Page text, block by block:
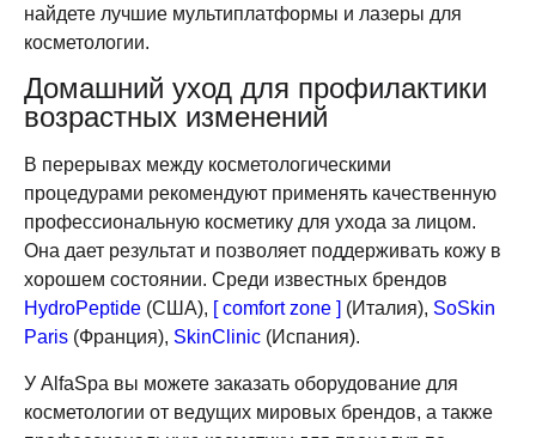
найдете лучшие мультиплатформы и лазеры для
косметологии.
Домашний уход для профилактики
возрастных изменений
В перерывах между косметологическими
процедурами рекомендуют применять качественную
профессиональную косметику для ухода за лицом.
Она дает результат и позволяет поддерживать кожу в
хорошем состоянии. Среди известных брендов
HydroPeptide (США), [ comfort zone ] (Италия), SoSkin
Paris (Франция), SkinClinic (Испания).
У AlfaSpa вы можете заказать оборудование для
косметологии от ведущих мировых брендов, а также